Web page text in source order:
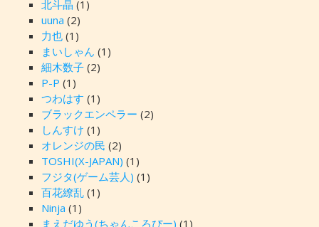
北斗晶 (1)
uuna (2)
力也(1)
まいしゃん (1)
細木数子(2)
P-P (1)
つわはす (1)
ブラックエンペラー (2)
しんすけ (1)
オレンジの民 (2)
TOSHI(X-JAPAN) (1)
フジタ(ゲーム芸人) (1)
百花繚乱(1)
Ninja (1)
まえだゆう(ちゃんころぴー) (1)